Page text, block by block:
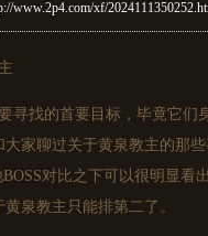
www.2p4.com/xf/
寻找的首要目标，毕竟它们
家聊过关于黄泉教主的那
BOSS对比之下可以很明显
泉教主只能排第二了。